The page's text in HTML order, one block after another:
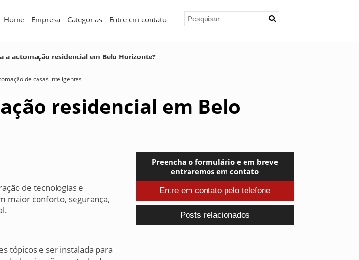
Home Empresa Categorias Entre em contato
a automação residencial em Belo Horizonte?
de casas inteligentes
residencial em Belo
de tecnologias e
maior conforto, segurança,
tópicos e ser instalada para
Preencha o formulário e em breve
entraremos em contato
Entre em contato pelo telefone
Posts relacionados